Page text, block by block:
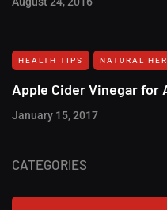
HEALTH TIPS NATURAL
Apple Cider Vinegar
January 15, 2017
CATEGORIES